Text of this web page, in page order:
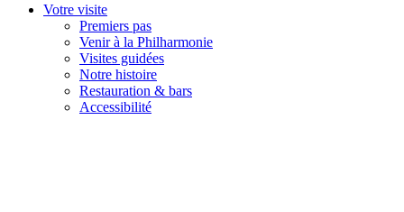
Votre visite
Premiers pas
Venir à la Philharmonie
Visites guidées
Notre histoire
Restauration & bars
Accessibilité